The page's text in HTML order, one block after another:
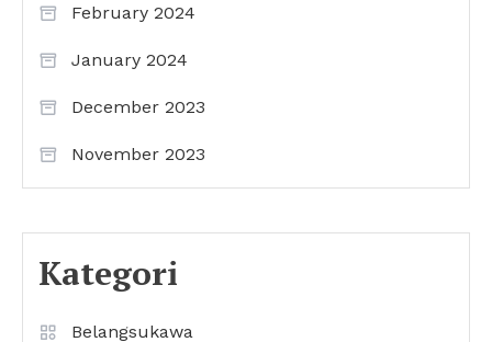
February 2024
January 2024
December 2023
November 2023
Kategori
Belangsukawa